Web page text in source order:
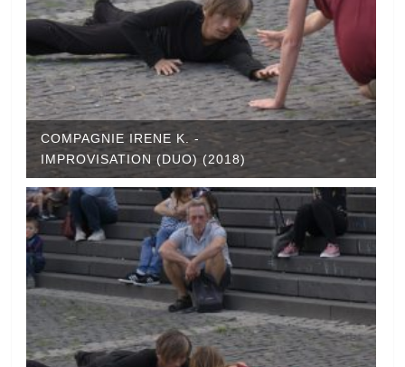
COMPAGNIE IRENE K. -
IMPROVISATION (DUO) (2018)